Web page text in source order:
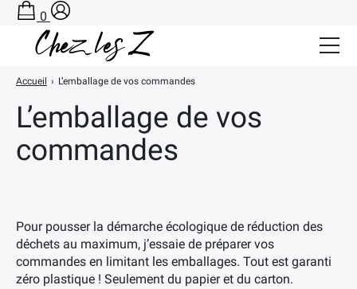
L’emballage de vos
commandes
Accueil › L’emballage de vos commandes
Pour pousser la démarche écologique de réduction des
déchets au maximum, j’essaie de préparer vos
commandes en limitant les emballages. Tout est garanti
zéro plastique ! Seulement du papier et du carton.
0
Salle de Bain Zéro Déchet
Cuisine Zéro Déchet
BLOG
CONTACT
PANIER